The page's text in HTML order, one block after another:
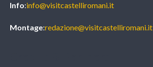
Info:info@visitcastelliromani.it
Montage:redazione@visitcastelliromani.it